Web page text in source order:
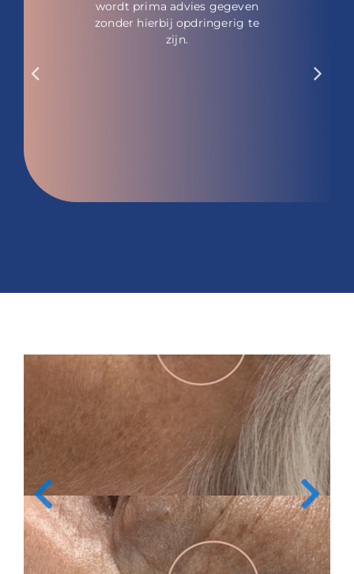
wordt prima advies gegeven
zonder hierbij opdringerig te
zijn.